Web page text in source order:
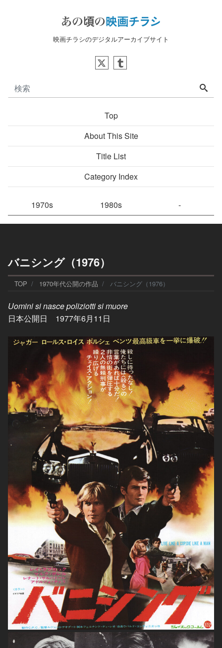
映画チラシのデジタルアーカイブサイト
Top
About This Site
Title List
Category Index
1970s 1980s -
バニシング（1976）
TOP 1970年代公開の作品 バニシング（1976）
Uomini si nasce poliziotti si muore
日本公開日 1977年6月11日